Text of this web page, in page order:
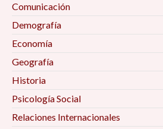
Comunicación
Demografía
Economía
Geografía
Historia
Psicología Social
Relaciones Internacionales